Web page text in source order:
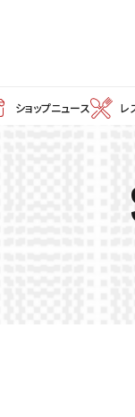
ショップニュース レ